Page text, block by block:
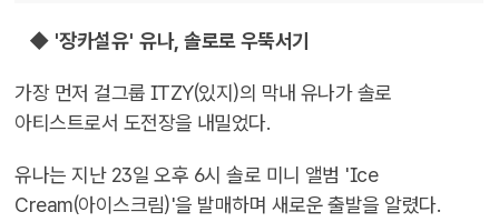
◆ '장카설유' 유나, 솔로로 우뚝서기
가장 먼저 걸그룹 ITZY(있지)의 막내 유나가 솔로
아티스트로서 도전장을 내밀었다.
유나는 지난 23일 오후 6시 솔로 미니 앨범 'Ice
Cream(아이스크림)'을 발매하며 새로운 출발을 알렸다.